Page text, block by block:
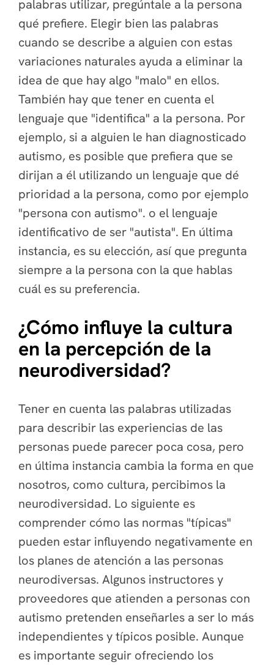
palabras utilizar, pregúntale a la persona
qué prefiere. Elegir bien las palabras
cuando se describe a alguien con estas
variaciones naturales ayuda a eliminar la
idea de que hay algo "malo" en ellos.
También hay que tener en cuenta el
lenguaje que "identifica" a la persona. Por
ejemplo, si a alguien le han diagnosticado
autismo, es posible que prefiera que se
dirijan a él utilizando un lenguaje que dé
prioridad a la persona, como por ejemplo
"persona con autismo". o el lenguaje
identificativo de ser "autista". En última
instancia, es su elección, así que pregunta
siempre a la persona con la que hablas
cuál es su preferencia.
¿Cómo influye la cultura
en la percepción de la
neurodiversidad?
Tener en cuenta las palabras utilizadas
para describir las experiencias de las
personas puede parecer poca cosa, pero
en última instancia cambia la forma en que
nosotros, como cultura, percibimos la
neurodiversidad. Lo siguiente es
comprender cómo las normas "típicas"
pueden estar influyendo negativamente en
los planes de atención a las personas
neurodiversas. Algunos instructores y
proveedores que atienden a personas con
autismo pretenden enseñarles a ser lo más
independientes y típicos posible. Aunque
es importante seguir ofreciendo los